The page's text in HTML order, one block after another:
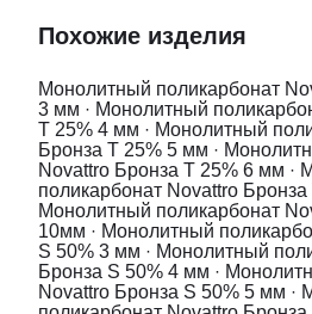
Похожие изделия
Монолитный поликарбонат
3 мм · Монолитный
T 25% 4 мм · Монолитный
Бронза T 25% 5 мм ·
Novattro Бронза T 25% 6 мм ·
поликарбонат Novattro
Монолитный поликарбонат
10мм · Монолитный
S 50% 3 мм · Монолитный
Бронза S 50% 4 мм ·
Novattro Бронза S 50% 5 мм ·